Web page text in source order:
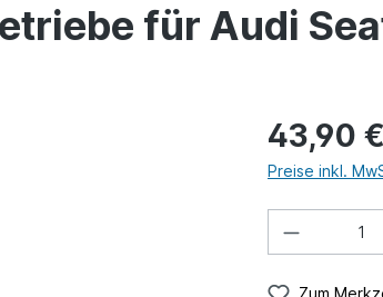
für Audi
43,90
Preise inkl.
Zum